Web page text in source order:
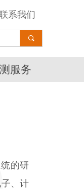
服务
끠
系我们
的研
、计